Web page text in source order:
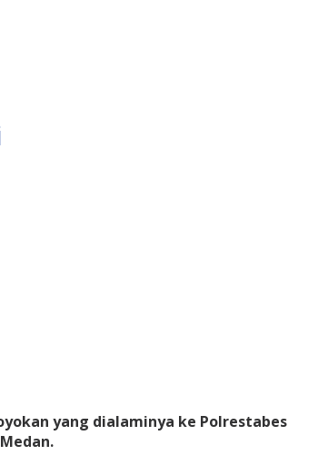
yang dialaminya ke Polrestabes